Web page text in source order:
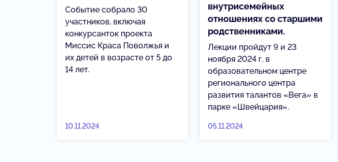
Событие собрало 30
участников, включая
конкурсанток проекта
Миссис Краса Поволжья и
их детей в возрасте от 5 до
14 лет.
10.11.2024
внутрисемейных
отношениях со старшими
родственниками.
Лекции пройдут 9 и 23
ноября 2024 г. в
образовательном центре
регионального центра
развития талантов «Вега» в
парке «Швейцария».
05.11.2024